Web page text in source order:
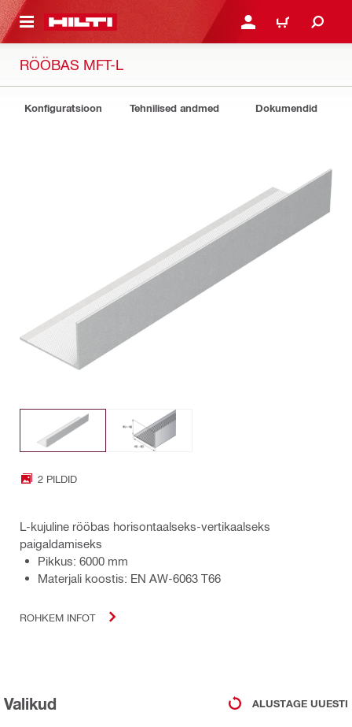
JUURDE LOGI SISSE VÕI
OSTUKORV
RÖÖBAS MFT-L
Konfiguratsioon Tehnilised andmed Dokumendid
2 PILDID
L-kujuline rööbas horisontaalseks-vertikaalseks
paigaldamiseks
Pikkus: 6000 mm
Materjali koostis: EN AW-6063 T66
ROHKEM INFOT
Valikud ALUSTAGE UUESTI